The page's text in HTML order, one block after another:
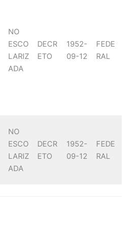
NO
ESCO
LARIZ
ADA
DECR
ETO
1952-
09-12
FEDE
RAL
NO
ESCO
LARIZ
ADA
DECR
ETO
1952-
09-12
FEDE
RAL